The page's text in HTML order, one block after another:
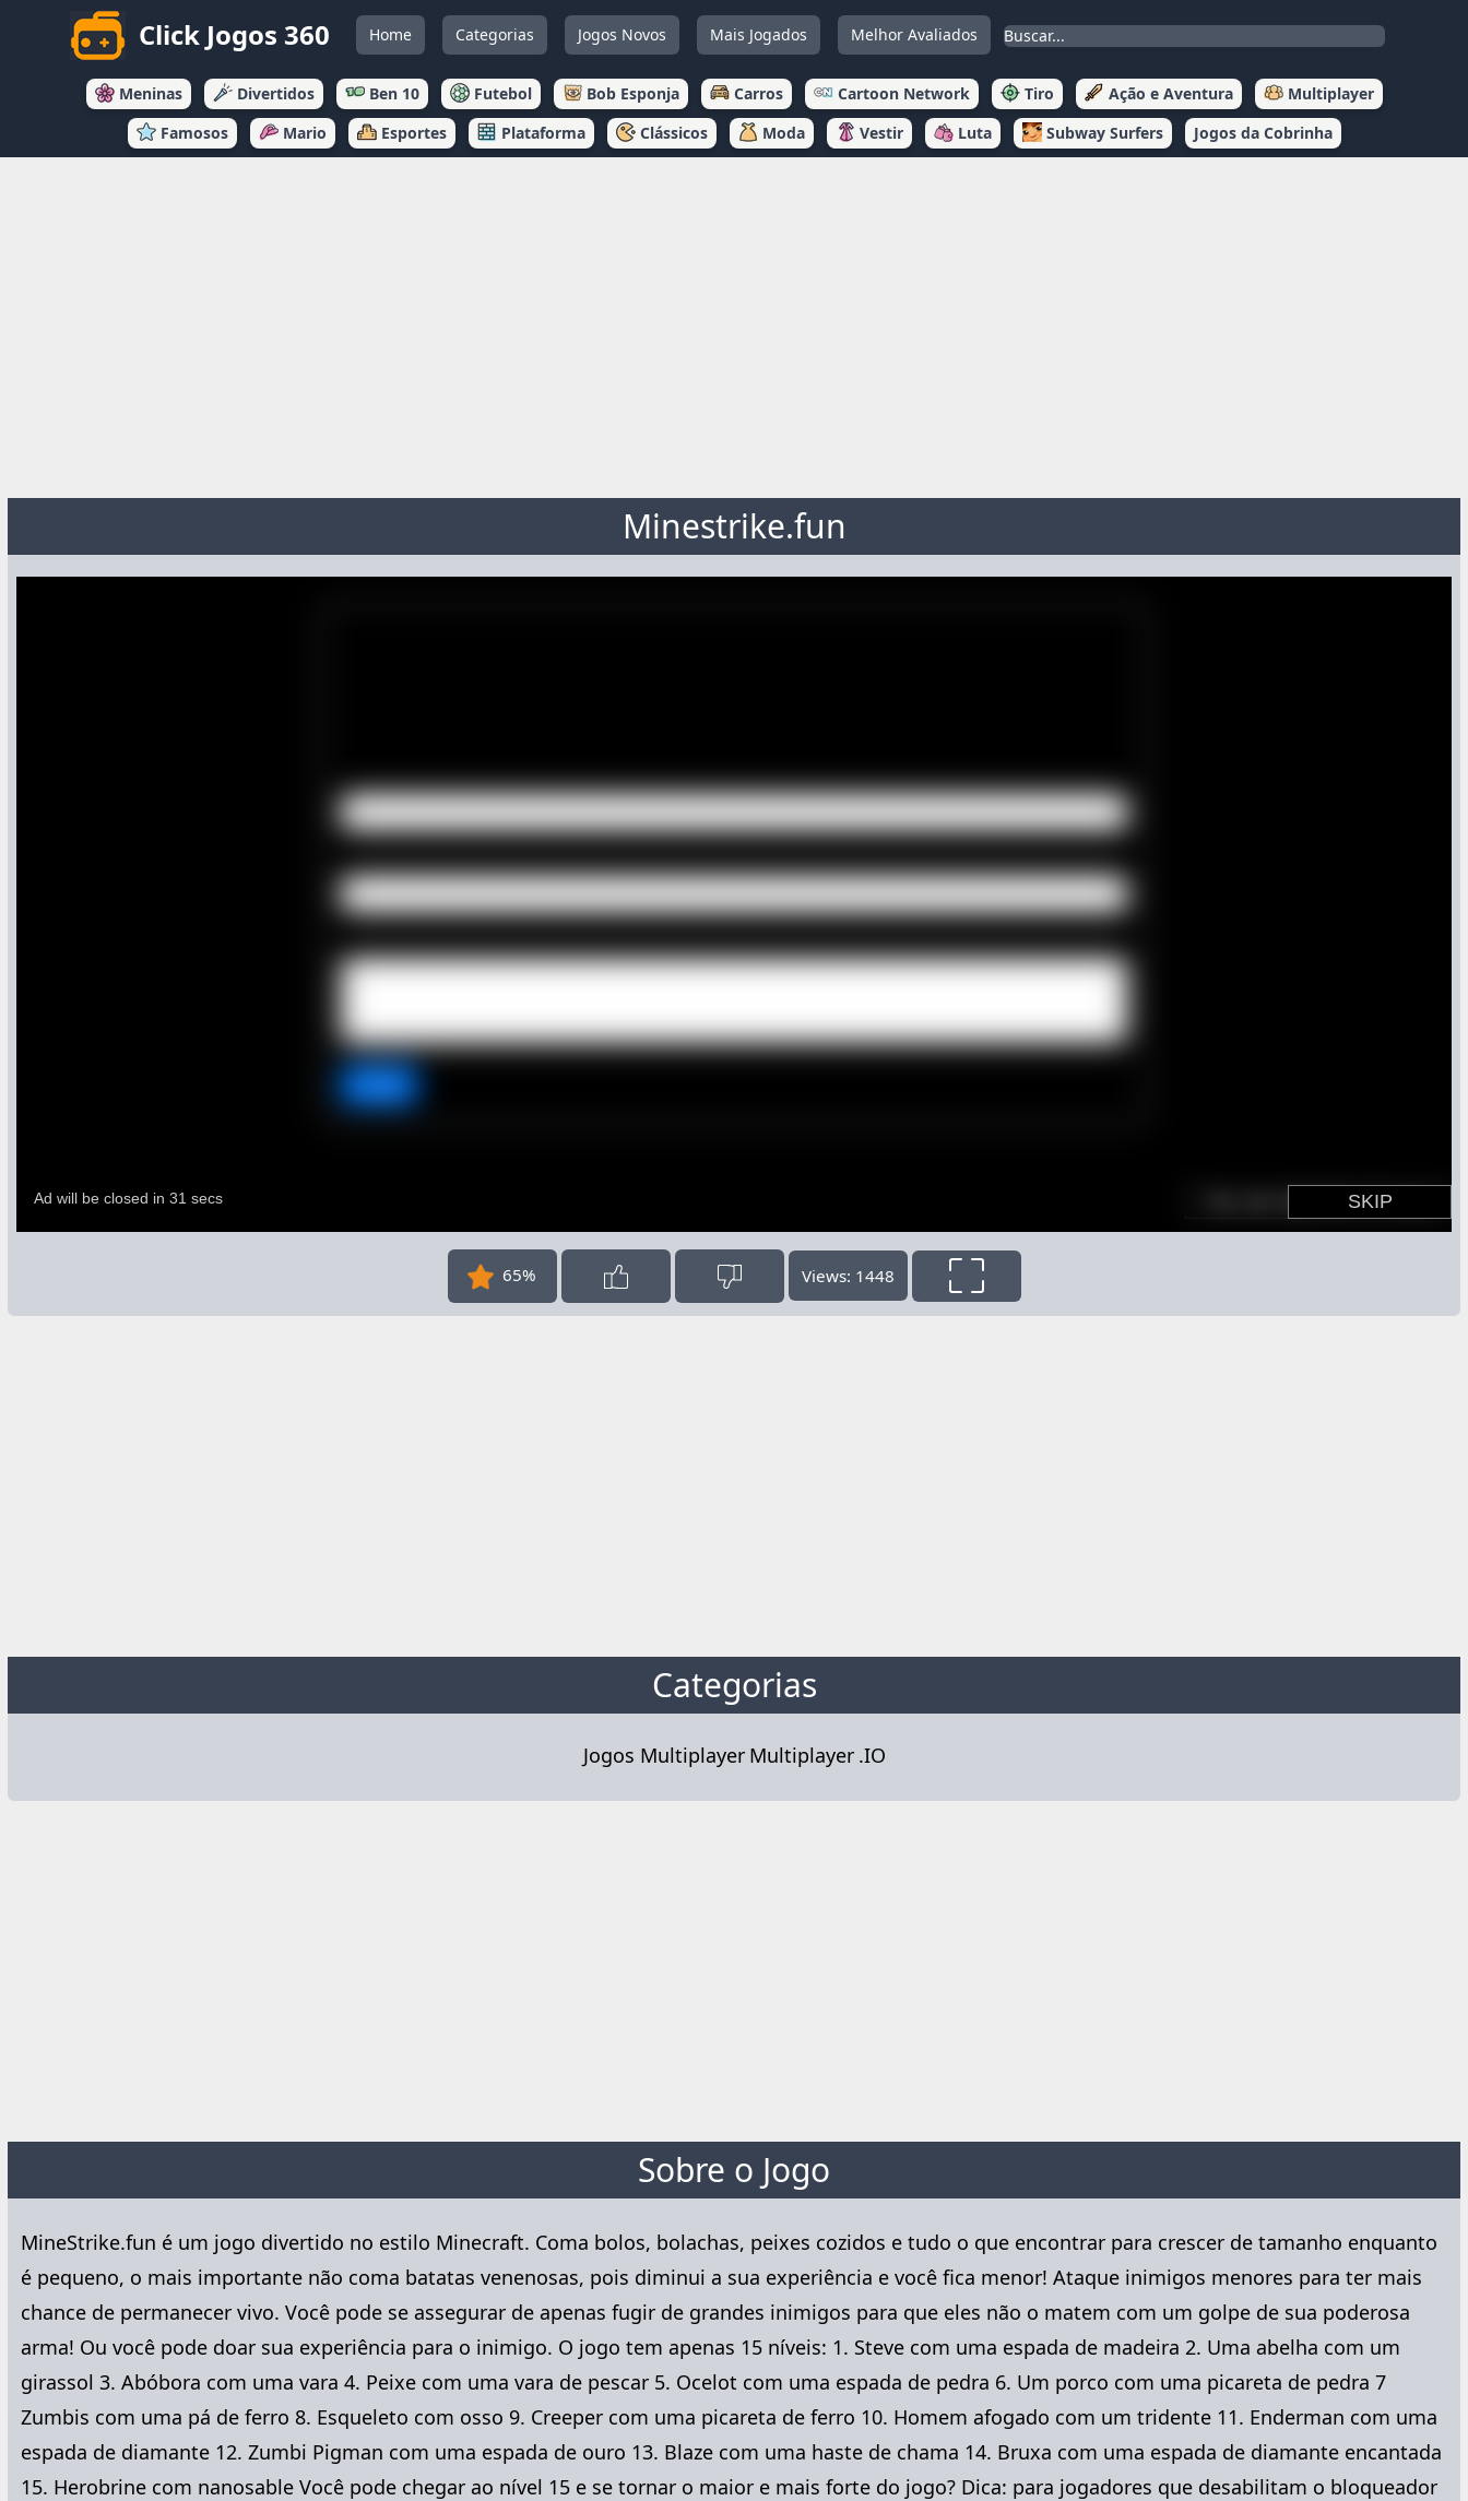
Click Jogos 360 Home Categorias Jogos Novos Mais Jogados Melhor Avaliados
Meninas Divertidos Ben 10 Futebol Bob Esponja Carros Cartoon Network Tiro Ação e Aventura
Multiplayer
Famosos
Mario Esportes Plataforma Clássicos Moda Vestir Luta Subway Surfers Jogos da Cobrinha
Minestrike.fun
65% Views: 1448
Categorias
Jogos Multiplayer Multiplayer .IO
Sobre o Jogo
MineStrike.fun é um jogo divertido no estilo Minecraft. Coma bolos, bolachas, peixes cozidos e tudo o que encontrar para crescer de tamanho enquanto
é pequeno, o mais importante não coma batatas venenosas, pois diminui a sua experiência e você fica menor! Ataque inimigos menores para ter mais
chance de permanecer vivo. Você pode se assegurar de apenas fugir de grandes inimigos para que eles não o matem com um golpe de sua poderosa
arma! Ou você pode doar sua experiência para o inimigo. O jogo tem apenas 15 níveis: 1. Steve com uma espada de madeira 2. Uma abelha com um
girassol 3. Abóbora com uma vara 4. Peixe com uma vara de pescar 5. Ocelot com uma espada de pedra 6. Um porco com uma picareta de pedra 7
Zumbis com uma pá de ferro 8. Esqueleto com osso 9. Creeper com uma picareta de ferro 10. Homem afogado com um tridente 11. Enderman com uma
espada de diamante 12. Zumbi Pigman com uma espada de ouro 13. Blaze com uma haste de chama 14. Bruxa com uma espada de diamante encantada
15. Herobrine com nanosable Você pode chegar ao nível 15 e se tornar o maior e mais forte do jogo? Dica: para jogadores que desabilitam o bloqueador